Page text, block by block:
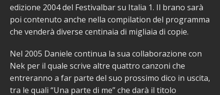
edizione 2004 del Festivalbar su Italia 1. Il brano sarà
poi contenuto anche nella compilation del programma
che venderà diverse centinaia di migliaia di copie.
Nel 2005 Daniele continua la sua collaborazione con
Nek per il quale scrive altre quattro canzoni che
entreranno a far parte del suo prossimo dico in uscita,
tra le quali “Una parte di me” che darà il titolo